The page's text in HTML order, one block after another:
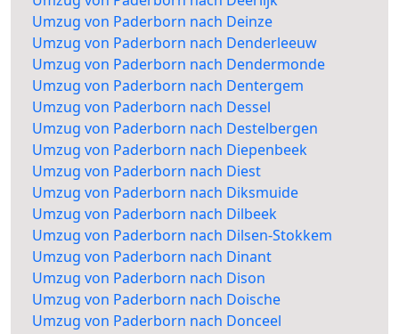
Umzug von Paderborn nach Deinze
Umzug von Paderborn nach Denderleeuw
Umzug von Paderborn nach Dendermonde
Umzug von Paderborn nach Dentergem
Umzug von Paderborn nach Dessel
Umzug von Paderborn nach Destelbergen
Umzug von Paderborn nach Diepenbeek
Umzug von Paderborn nach Diest
Umzug von Paderborn nach Diksmuide
Umzug von Paderborn nach Dilbeek
Umzug von Paderborn nach Dilsen-Stokkem
Umzug von Paderborn nach Dinant
Umzug von Paderborn nach Dison
Umzug von Paderborn nach Doische
Umzug von Paderborn nach Donceel